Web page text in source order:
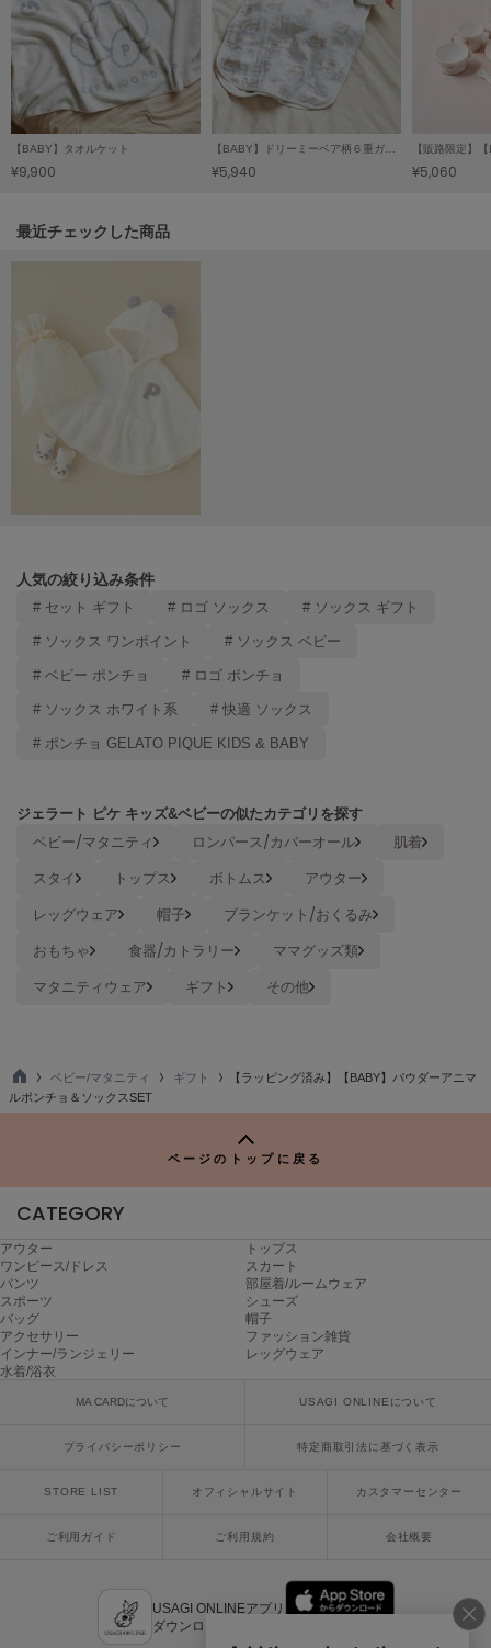
ミチュ コケット
MIESROHE
ミースロエ
miies miim
ミーエスミーム
モワージュ
NOWNS
ナウンス
ヌル
Onitsuka Tiger
オニツカ タイガー
ORGUE
ORR
Philly chocolate
ポローラ
プーマ
Reebok
リーボック
サロモン
sanrio house
【BABY】タオルケット
¥9,900
【BABY】ドリーミーベア柄６重ガーゼスリーパー
¥5,940 ¥5,060
関連記事
最近チェックした商品
人気の絞り込み条件
# セット ギフト # ロゴ ソックス # ソックス ギフト
# ソックス ワンポイント # ソックス ベビー
# ベビー ポンチョ # ロゴ ポンチョ
# ソックス ホワイト系 # 快適 ソックス
# ポンチョ GELATO PIQUE KIDS & BABY
ジェラート ピケ キッズ&ベビーの似たカテゴリを探す
ベビー/マタニティ ロンパース/カバーオール
肌着
スタイ
トップス ボトムス
アウター
レッグウェア
帽子
ブランケット/おくるみ
おもちゃ
食器/カトラリー
ママグッズ類
マタニティウェア
ギフト その他
TO
P
ベビー/マタニティ ギフト
【ラッピング済み】【BABY】パウダーアニマ
ルポンチョ＆ソックスSET
ページのトップに戻る
CATEGORY
アウター
トップス
ワンピース/ドレス
スカート
パンツ
部屋着/ルームウェア
スポーツ
シューズ
バッグ
帽子
アクセサリー
ファッション雑貨
インナー/ランジェリー
レッグウェア
水着/浴衣
MA CARDについて USAGI ONLINEについて
プライバシーポリシー 特定商取引法に基づく表示
STORE LIST オフィシャルサイト カスタマーセンター
ご利用ガイド ご利用規約 会社概要
USAGI ONLINEアプリ
ダウンロードはこちら